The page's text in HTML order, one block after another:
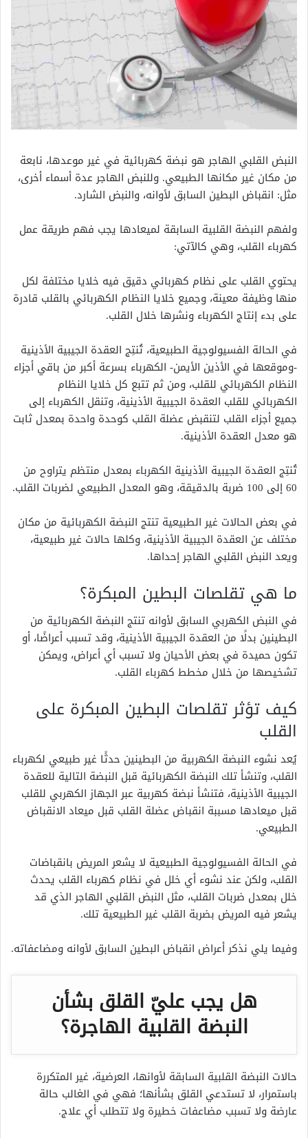
النبض القلبي الهاجر هو نبضة كهربائية في غير موعدها، نابعة
من مكان غير مكانها الطبيعي. وللنبض الهاجر عدة أسماء أخرى،
مثل: انقباض البطين السابق لأوانه، والنبض الشارد.
ولفهم النبضة القلبية السابقة لميعادها يجب فهم طريقة عمل
كهرباء القلب، وهي كالآتي:
يحتوي القلب على نظام كهربائي دقيق فيه خلايا مختلفة لكل
منها وظيفة معينة، وجميع خلايا النظام الكهربائي بالقلب قادرة
على بدء إنتاج الكهرباء ونشرها خلال القلب.
في الحالة الفسيولوجية الطبيعية، تُنتِج العقدة الجيبية الأذينية
-وموقعها في الأذين الأيمن- الكهرباء بسرعة أكبر من باقي أجزاء
النظام الكهربائي للقلب، ومن ثم تتبع كل خلايا النظام
الكهربائي للقلب العقدة الجيبية الأذينية، وتنقل الكهرباء إلى
جميع أجزاء القلب لتنقبض عضلة القلب كوحدة واحدة بمعدل ثابت
هو معدل العقدة الأذينية.
تُنتِج العقدة الجيبية الأذينية الكهرباء بمعدل منتظم يتراوح من
60 إلى 100 ضربة بالدقيقة، وهو المعدل الطبيعي لضربات القلب.
في بعض الحالات غير الطبيعية تنتج النبضة الكهربائية من مكان
مختلف عن العقدة الجيبية الأذينية، وكلها حالات غير طبيعية،
ويعد النبض القلبي الهاجر إحداها.
ما هي تقلصات البطين المبكرة؟
في النبض الكهربي السابق لأوانه تنتج النبضة الكهربائية من
البطينين بدلًا من العقدة الجيبية الأذينية، وقد تسبب أعراضًا، أو
تكون حميدة في بعض الأحيان ولا تسبب أي أعراض، ويمكن
تشخيصها من خلال مخطط كهرباء القلب.
كيف تؤثر تقلصات البطين المبكرة على
القلب
يُعد نشوء النبضة الكهربية من البطينين حدثًا غير طبيعي لكهرباء
القلب، وتنشأ تلك النبضة الكهربائية قبل النبضة التالية للعقدة
الجيبية الأذينية، فتنشأ نبضة كهربية عبر الجهاز الكهربي للقلب
قبل ميعادها مسببة انقباض عضلة القلب قبل ميعاد الانقباض
الطبيعي.
في الحالة الفسيولوجية الطبيعية لا يشعر المريض بانقباضات
القلب، ولكن عند نشوء أي خلل في نظام كهرباء القلب يحدث
خلل بمعدل ضربات القلب، مثل النبض القلبي الهاجر الذي قد
يشعر فيه المريض بضربة القلب غير الطبيعية تلك.
وفيما يلي نذكر أعراض انقباض البطين السابق لأوانه ومضاعفاته.
هل يجب عليّ القلق بشأن
النبضة القلبية الهاجرة؟
حالات النبضة القلبية السابقة لأوانها، العرضية، غير المتكررة
باستمرار، لا تستدعي القلق بشأنها؛ فهي في الغالب حالة
عارضة ولا تسبب مضاعفات خطيرة ولا تتطلب أي علاج.